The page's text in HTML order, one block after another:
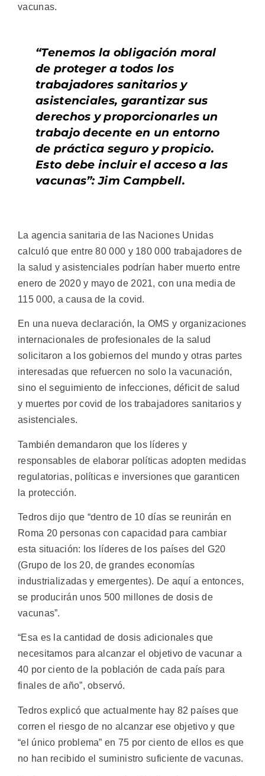
vacunas.
“Tenemos la obligación moral
de proteger a todos los
trabajadores sanitarios y
asistenciales, garantizar sus
derechos y proporcionarles un
trabajo decente en un entorno
de práctica seguro y propicio.
Esto debe incluir el acceso a las
vacunas”: Jim Campbell.
La agencia sanitaria de las Naciones Unidas
calculó que entre 80 000 y 180 000 trabajadores de
la salud y asistenciales podrían haber muerto entre
enero de 2020 y mayo de 2021, con una media de
115 000, a causa de la covid.
En una nueva declaración, la OMS y organizaciones
internacionales de profesionales de la salud
solicitaron a los gobiernos del mundo y otras partes
interesadas que refuercen no solo la vacunación,
sino el seguimiento de infecciones, déficit de salud
y muertes por covid de los trabajadores sanitarios y
asistenciales.
También demandaron que los líderes y
responsables de elaborar políticas adopten medidas
regulatorias, políticas e inversiones que garanticen
la protección.
Tedros dijo que “dentro de 10 días se reunirán en
Roma 20 personas con capacidad para cambiar
esta situación: los líderes de los países del G20
(Grupo de los 20, de grandes economías
industrializadas y emergentes). De aquí a entonces,
se producirán unos 500 millones de dosis de
vacunas”.
“Esa es la cantidad de dosis adicionales que
necesitamos para alcanzar el objetivo de vacunar a
40 por ciento de la población de cada país para
finales de año”, observó.
Tedros explicó que actualmente hay 82 países que
corren el riesgo de no alcanzar ese objetivo y que
“el único problema” en 75 por ciento de ellos es que
no han recibido el suministro suficiente de vacunas.